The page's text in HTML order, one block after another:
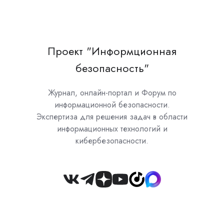
Проект "Информционная
безопасность"
Журнал, онлайн-портал и Форум по
информационной безопасности.
Экспертиза для решения задач в области
информационных технологий и
кибербезопасности.
Join